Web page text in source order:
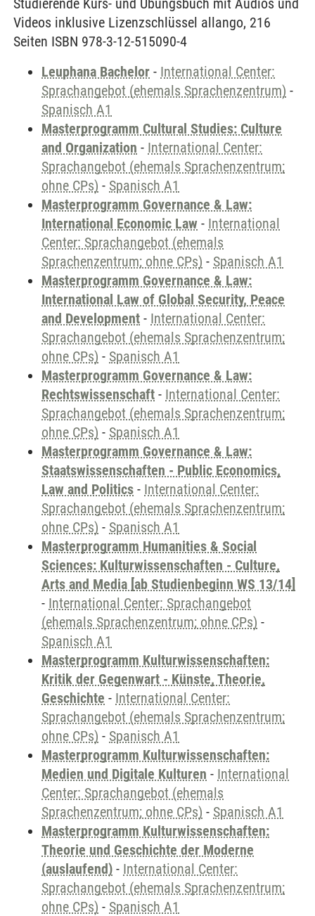
Studierende Kurs- und Übungsbuch mit Audios und
Videos inklusive Lizenzschlüssel allango, 216
Seiten ISBN 978-3-12-515090-4
Leuphana Bachelor - International Center:
Sprachangebot (ehemals Sprachenzentrum) -
Spanisch A1
Masterprogramm Cultural Studies: Culture
and Organization - International Center:
Sprachangebot (ehemals Sprachenzentrum;
ohne CPs) - Spanisch A1
Masterprogramm Governance & Law:
International Economic Law - International
Center: Sprachangebot (ehemals
Sprachenzentrum; ohne CPs) - Spanisch A1
Masterprogramm Governance & Law:
International Law of Global Security, Peace
and Development - International Center:
Sprachangebot (ehemals Sprachenzentrum;
ohne CPs) - Spanisch A1
Masterprogramm Governance & Law:
Rechtswissenschaft - International Center:
Sprachangebot (ehemals Sprachenzentrum;
ohne CPs) - Spanisch A1
Masterprogramm Governance & Law:
Staatswissenschaften - Public Economics,
Law and Politics - International Center:
Sprachangebot (ehemals Sprachenzentrum;
ohne CPs) - Spanisch A1
Masterprogramm Humanities & Social
Sciences: Kulturwissenschaften - Culture,
Arts and Media [ab Studienbeginn WS 13/14]
- International Center: Sprachangebot
(ehemals Sprachenzentrum; ohne CPs) -
Spanisch A1
Masterprogramm Kulturwissenschaften:
Kritik der Gegenwart - Künste, Theorie,
Geschichte - International Center:
Sprachangebot (ehemals Sprachenzentrum;
ohne CPs) - Spanisch A1
Masterprogramm Kulturwissenschaften:
Medien und Digitale Kulturen - International
Center: Sprachangebot (ehemals
Sprachenzentrum; ohne CPs) - Spanisch A1
Masterprogramm Kulturwissenschaften:
Theorie und Geschichte der Moderne
(auslaufend) - International Center:
Sprachangebot (ehemals Sprachenzentrum;
ohne CPs) - Spanisch A1